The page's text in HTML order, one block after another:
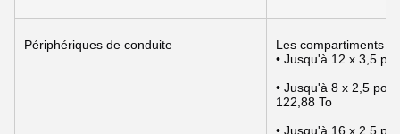
Périphériques de conduite
Les compartiments
• Jusqu'à 12 x 3,5
• Jusqu'à 8 x 2,5
122,88 To
• Jusqu'à 16 x 2,5